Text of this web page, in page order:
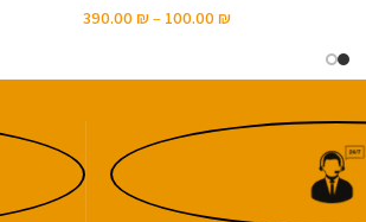
100.00₪
–
390.00₪